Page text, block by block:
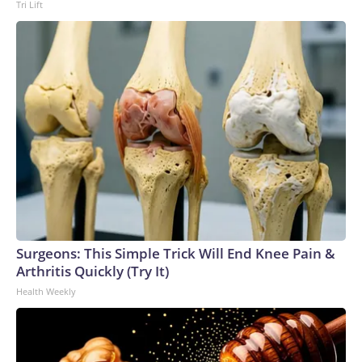
notificación de la libertad plena el viernes por la tarde. Al
momento de recibir la notificación, la jueza estaba siendo
atendida en una clínica, dijo su hermano.El hermano de la
jueza publicó en redes sociales la notificación en donde se
constata la libertad plena para ella. El documento anuncia “la
extinción” de la pena de cinco años dictada contra la jueza
por el delito de corrupción propia y, con ello, la extinción de
su responsabilidad en el caso.El caso, sin embargo, dista de
tener cinco años de antigüedad. La detención en 2009 fue el
primer episodio del largo proceso en contra de Afiuni. En
febrero de 2011, las autoridades le concedieron a la jueza
llevar su proceso bajo detención domiciliaria por problemas
de salud, según registros de la organización Amnistía
Internacional. Durante los 14 meses que estuvo en prisión,
tanto Afiuni como su defensa afirmaron que la jueza fue
sometida a violaciones de derechos humanos. En junio de
2013, Afiuni obtuvo la libertad condicional bajo ciertos
requisitos, como presentarse cada 15 días ante el tribunal,
Tri Lift
Surgeons: This Simple Trick Will End Knee Pain &
Arthritis Quickly (Try It)
Health Weekly